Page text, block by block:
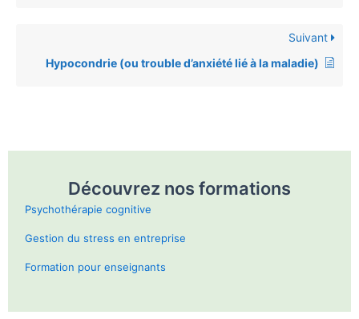
Suivant
Hypocondrie (ou trouble d’anxiété lié à la maladie)
Découvrez nos formations
Psychothérapie cognitive
Gestion du stress en entreprise
Formation pour enseignants